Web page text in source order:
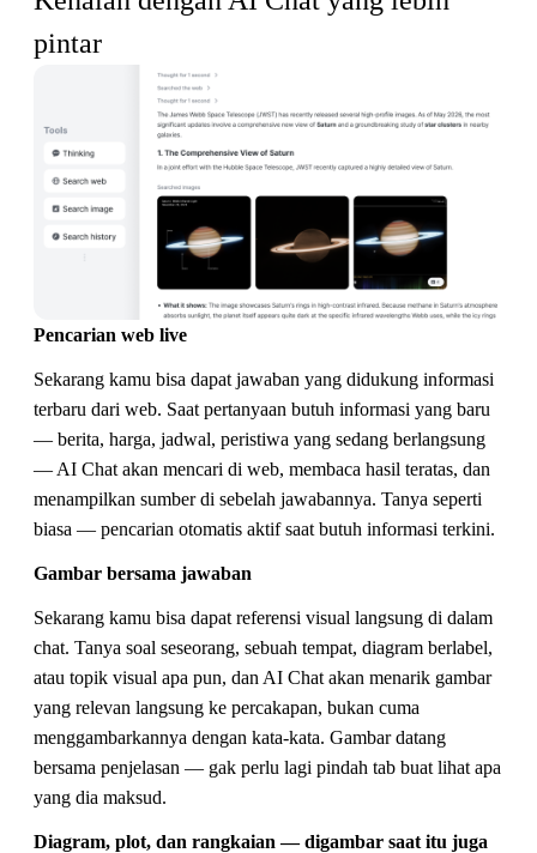
pintar
Pencarian web live
Sekarang kamu bisa dapat jawaban yang didukung informasi
terbaru dari web. Saat pertanyaan butuh informasi yang baru
— berita, harga, jadwal, peristiwa yang sedang berlangsung
— AI Chat akan mencari di web, membaca hasil teratas, dan
menampilkan sumber di sebelah jawabannya. Tanya seperti
biasa — pencarian otomatis aktif saat butuh informasi terkini.
Gambar bersama jawaban
Sekarang kamu bisa dapat referensi visual langsung di dalam
chat. Tanya soal seseorang, sebuah tempat, diagram berlabel,
atau topik visual apa pun, dan AI Chat akan menarik gambar
yang relevan langsung ke percakapan, bukan cuma
menggambarkannya dengan kata-kata. Gambar datang
bersama penjelasan — gak perlu lagi pindah tab buat lihat apa
yang dia maksud.
Diagram, plot, dan rangkaian — digambar saat itu juga